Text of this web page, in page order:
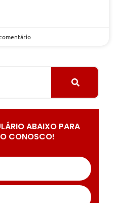
ABAIXO PARA
CONOSCO!